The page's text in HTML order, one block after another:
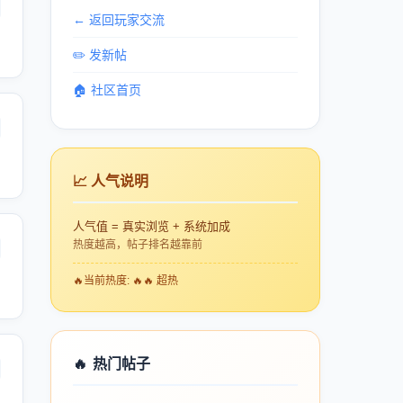
← 返回玩家交流
✏️ 发新帖
🏠 社区首页
📈 人气说明
人气值 = 真实浏览 + 系统加成
热度越高，帖子排名越靠前
🔥 当前热度: 🔥🔥 超热
🔥 热门帖子